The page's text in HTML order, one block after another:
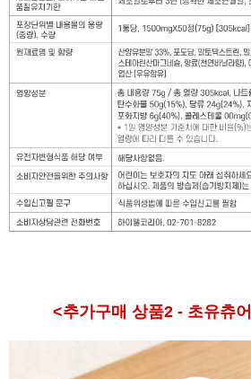
<추가구매 상품2 - 초유츄